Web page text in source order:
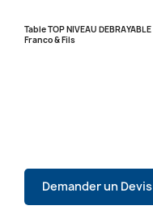
Table TOP NIVEAU DEBRAYABLE
Franco & Fils
Demander un Devis